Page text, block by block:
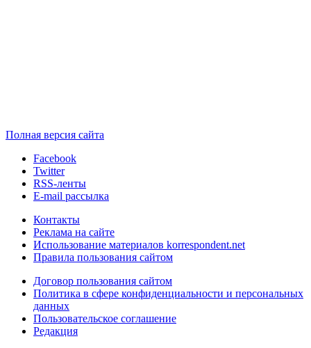
Полная версия сайта
Facebook
Twitter
RSS-ленты
E-mail рассылка
Контакты
Реклама на сайте
Использование материалов korrespondent.net
Правила пользования сайтом
Договор пользования сайтом
Политика в сфере конфиденциальности и персональных
данных
Пользовательское соглашение
Редакция